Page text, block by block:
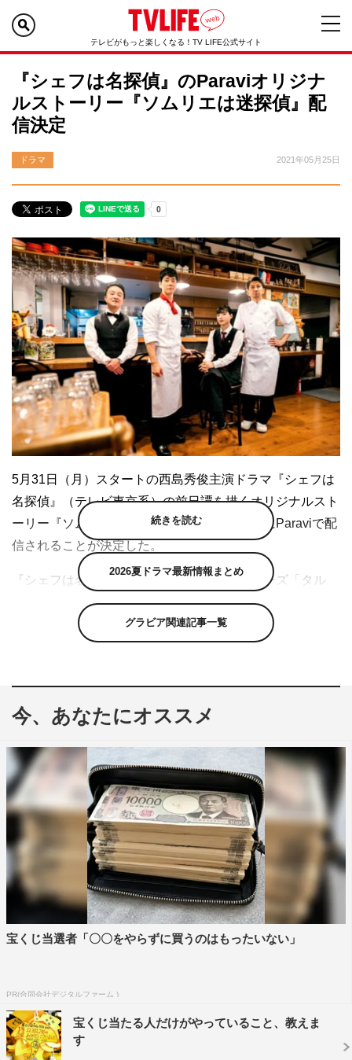
テレビがもっと楽しくなる！TV LIFE公式サイト
『シェフは名探偵』のParaviオリジナ
ルストーリー『ソムリエは迷探偵』配
信決定
ドラマ 2021年05月25日
5月31日（月）スタートの西島秀俊主演ドラマ『シェフは
名探偵』（テレビ東京系）の前日譚を描くオリジナルスト
ーリー『ソムリエは迷探偵』が地上波放送後にParaviで配
信されることが決定した。
『シェフは名探偵』は、近藤史恵の小説シリーズ「タル
ト・タタンの夢」「ヴァン・ショーをあなたに」「マカロ
ンはマカロン」をドラマ化。グルメな人たちがこぞって訪
れる噂のビストロ「ビストロ・パ・マル」を舞台に、西島
ちの巻き込まれた事件や不可解な出来事の謎をあざやかに
解いていくグルメミステリードラマ。
『ソムリエは迷探偵』では、石井杏奈演じるソムリエ・金
子ゆきを主人公に、ビストロ・パ・マルのギャルソン・高
築（濱田岳）がビストロ・パ・マルにやって来る前に起こ
ったちょっとした事件を描く。三舟、志村（神尾佑）と共
に忙しく働いている金子（石井）は、「パ・マルの皆さん
へ」と書かれた封筒に入った怪文書を見つけ、その謎を解
くため、名（迷？）推理を繰り広げる。
本編さながらの絶品料理も登場するほか、毎回ドラマに登
場した料理のわかりやすいレシピ動画も放送。脚本は高橋
番組情報
ドラマプレミア23『シェフは名探偵』
続きを読む
2026夏ドラマ最新情報まとめ
グラビア関連記事一覧
今、あなたにオススメ
宝くじ当選者「〇〇をやらずに買うのはもったいない」
PR(合同会社デジタルファーム )
宝くじ当たる人だけがやっていること、教えま
す